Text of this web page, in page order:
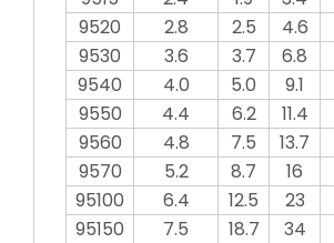
9520
2.8 2.5 4.6
9530
3.6 3.7 6.8
9540
4.0 5.0 9.1
9550
4.4 6.2 11.4
9560
4.8 7.5 13.7
9570
5.2 8.7 16
95100
6.4 12.5 23
95150
7.5 18.7 34